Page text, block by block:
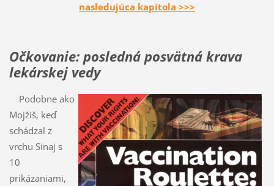
nasledujúca kapitola >>>
Očkovanie: posledná posvätná krava
lekárskej vedy
Podobne ako
Mojžiš, keď
schádzal z
vrchu Sinaj s
10
prikázaniami,